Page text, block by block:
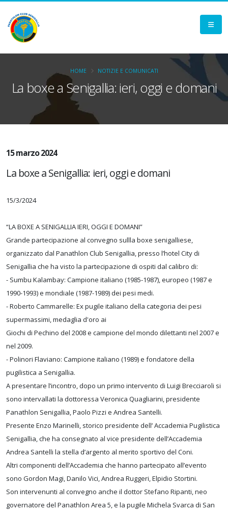
La boxe a Senigallia: ieri, oggi e domani
HOME NOTIZIE E COMUNICATI
15 marzo 2024
La boxe a Senigallia: ieri, oggi e domani
15/3/2024
“LA BOXE A SENIGALLIA IERI, OGGI E DOMANI”
Grande partecipazione al convegno sullla boxe senigalliese,
organizzato dal Panathlon Club Senigallia, presso l’hotel City di
Senigallia che ha visto la partecipazione di ospiti dal calibro di:
- Sumbu Kalambay: Campione italiano (1985-1987), europeo (1987 e
1990-1993) e mondiale (1987-1989) dei pesi medi.
- Roberto Cammarelle: Ex pugile italiano della categoria dei pesi
supermassimi, medaglia d'oro ai
Giochi di Pechino del 2008 e campione del mondo dilettanti nel 2007 e
nel 2009.
- Polinori Flaviano: Campione italiano (1989) e fondatore della
pugilistica a Senigallia.
A presentare l’incontro, dopo un primo intervento di Luigi Brecciaroli si
sono intervallati la dottoressa Veronica Quagliarini, presidente
Panathlon Senigallia, Paolo Pizzi e Andrea Santelli.
Presente Enzo Marinelli, storico presidente dell’ Accademia Pugilistica
Senigallia, che ha consegnato al vice presidente dell’Accademia
Andrea Santelli la stella d’argento al merito sportivo del Coni.
Altri componenti dell’Accademia che hanno partecipato all’evento
sono Gordon Magi, Danilo Vici, Andrea Ruggeri, Elpidio Stortini.
Son intervenunti al convegno anche il dottor Stefano Ripanti, neo
governatore del Panathlon Area 5, e la pugile Michela Svarca di San